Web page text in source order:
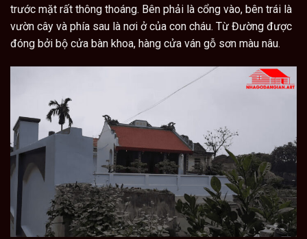
trước mặt rất thông thoáng. Bên phải là cổng vào, bên trái là
vườn cây và phía sau là nơi ở của con cháu. Từ Đường được
đóng bởi bộ cửa bàn khoa, hàng cửa ván gỗ sơn màu nâu.